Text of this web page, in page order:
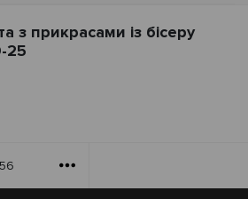
з прикрасами із бісеру
25
56